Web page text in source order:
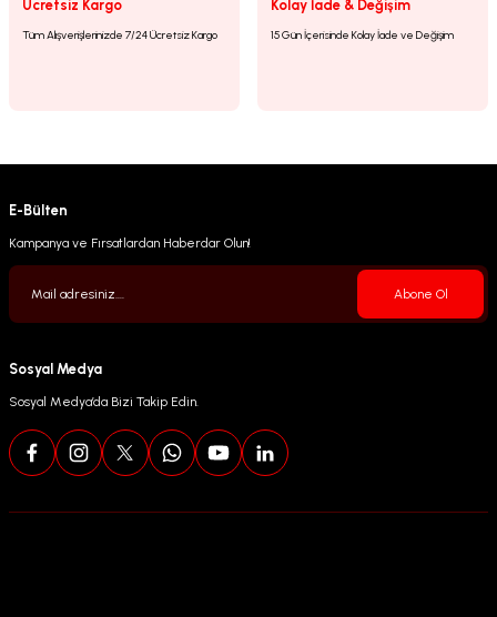
Ücretsiz Kargo
Tüm Alışverişlerinizde 7/24 Ücretsiz Kargo
Kolay İade & Değişim
15 Gün İçerisinde Kolay İade ve Değişim
E-Bülten
Kampanya ve Fırsatlardan Haberdar Olun!
Abone Ol
Sosyal Medya
Sosyal Medya’da Bizi Takip Edin.